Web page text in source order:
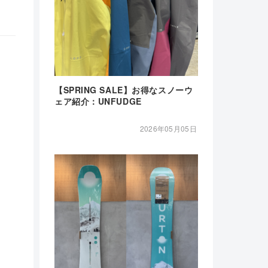
【SPRING SALE】お得なスノーウ
ェア紹介：UNFUDGE
2026年05月05日